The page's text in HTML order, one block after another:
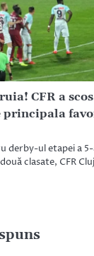
CFR a
principala
derby-ul etapei a
clasate, CFR